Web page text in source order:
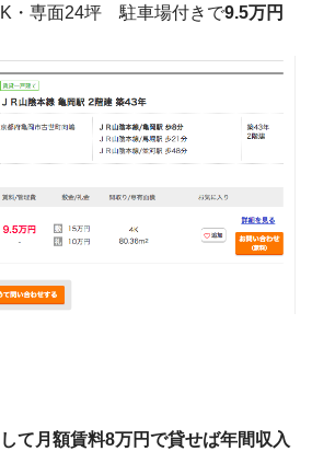
・専面24坪 駐車場付きで9.5万円
て月額賃料8万円で貸せば年間収入